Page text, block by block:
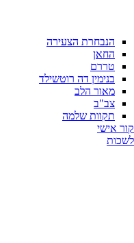
הנבחרת הצעירה
החאן
טררם
בנימין דה רוטשילד
מאור הלב
צב"ב
תקוות שלמה
אישי